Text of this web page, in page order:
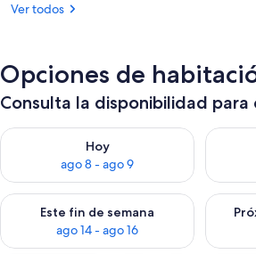
Ver todos
Opciones de
Consulta la disponibilidad para
Hoy
ago 8 - ago 9
Consulta la disponibilidad para hoy ago
Este fin de semana
ago 14 - ago 16
Consulta la disponibilidad para este fin